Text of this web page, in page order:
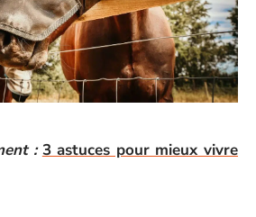
: 3 astuces pour mieux vivre